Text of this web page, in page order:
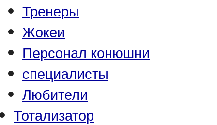
Тренеры
Жокеи
Персонал конюшни
специалисты
Любители
Тотализатор